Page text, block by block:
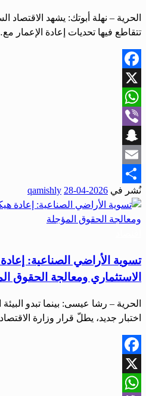
الحرية – نهلة أبوتك: يشهد الاقتصاد
تتقاطع فيها تحديات إعادة الإعمار
Facebook
X
WhatsApp
Viber
Snapchat
Email
Share
نُشر في 2026-04-28
qamishly
تسوية الأراضي الصناعية:
الاستثماري ومعالجة الحقوق
الحرية – رشا عيسى: بينما تبدو البيئة
اختبار جديد، يطلّ قرار وزارة
Facebook
X